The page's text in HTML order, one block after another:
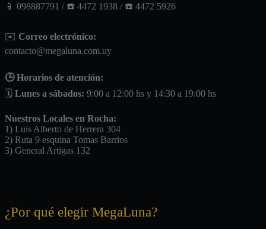
📱 098887791 / ☎️ 4472 1938 / ☎️ 4472 5926
✉️ Correo electrónico:
contacto@megaluna.com.uy
🕒 Horarios de atención:
🗓️ Lunes a sábados: 9:00 a 12:00 hs y 14:30 a 19:00 hs
Nuestros Locales en Rocha:
1) Luis Alberto de Herrera 304
2) Ruta 9 esquina Tomas Barrios
3) General Artigas 132
¿Por qué elegir MegaLuna?